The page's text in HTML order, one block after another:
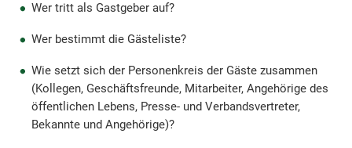
Wer tritt als Gastgeber auf?
Wer bestimmt die Gästeliste?
Wie setzt sich der Personenkreis der Gäste zusammen
(Kollegen, Geschäftsfreunde, Mitarbeiter, Angehörige des
öffentlichen Lebens, Presse- und Verbandsvertreter,
Bekannte und Angehörige)?